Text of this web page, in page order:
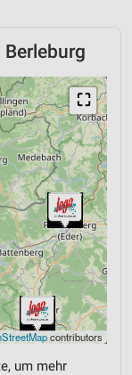
Berleburg
⛶
contributors
um mehr